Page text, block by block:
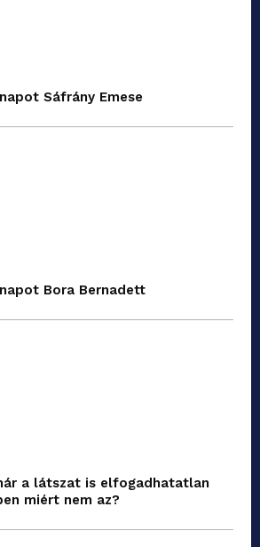
Sáfrány Emese
Bora Bernadett
a látszat is elfogadhatatlan
miért nem az?